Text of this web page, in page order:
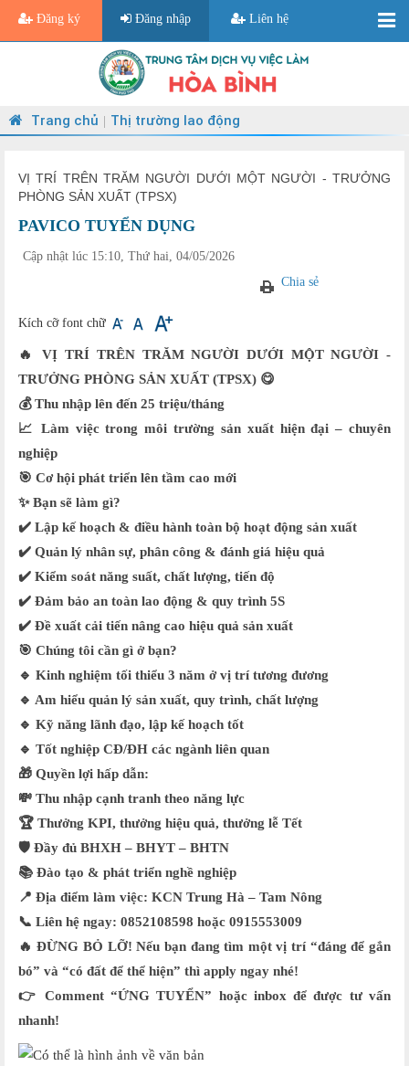
Đăng ký Đăng nhập Liên hệ
Trang chủ Thị trường lao động
VỊ TRÍ TRÊN TRĂM NGƯỜI DƯỚI MỘT NGƯỜI - TRƯỞNG
PHÒNG SẢN XUẤT (TPSX)
PAVICO TUYỂN DỤNG
Cập nhật lúc 15:10, Thứ hai, 04/05/2026
Chia sẻ
Kích cỡ font chữ
🔥 VỊ TRÍ TRÊN TRĂM NGƯỜI DƯỚI MỘT NGƯỜI -
TRƯỞNG PHÒNG SẢN XUẤT (TPSX) 😋
💰 Thu nhập lên đến 25 triệu/tháng
📈 Làm việc trong môi trường sản xuất hiện đại – chuyên
nghiệp
🎯 Cơ hội phát triển lên tầm cao mới
✨ Bạn sẽ làm gì?
✔️ Lập kế hoạch & điều hành toàn bộ hoạt động sản xuất
✔️ Quản lý nhân sự, phân công & đánh giá hiệu quả
✔️ Kiểm soát năng suất, chất lượng, tiến độ
✔️ Đảm bảo an toàn lao động & quy trình 5S
✔️ Đề xuất cải tiến nâng cao hiệu quả sản xuất
🎯 Chúng tôi cần gì ở bạn?
🔹 Kinh nghiệm tối thiểu 3 năm ở vị trí tương đương
🔹 Am hiểu quản lý sản xuất, quy trình, chất lượng
🔹 Kỹ năng lãnh đạo, lập kế hoạch tốt
🔹 Tốt nghiệp CĐ/ĐH các ngành liên quan
🎁 Quyền lợi hấp dẫn:
💸 Thu nhập cạnh tranh theo năng lực
🏆 Thưởng KPI, thưởng hiệu quả, thưởng lễ Tết
🛡️ Đầy đủ BHXH – BHYT – BHTN
📚 Đào tạo & phát triển nghề nghiệp
📍 Địa điểm làm việc: KCN Trung Hà – Tam Nông
📞 Liên hệ ngay: 0852108598 hoặc 0915553009
🔥 ĐỪNG BỎ LỠ! Nếu bạn đang tìm một vị trí “đáng để gắn
bó” và “có đất để thể hiện” thì apply ngay nhé!
👉 Comment “ỨNG TUYỂN” hoặc inbox để được tư vấn
nhanh!